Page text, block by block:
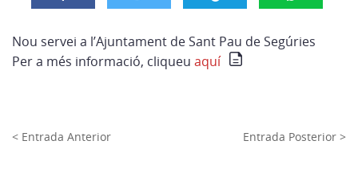
Nou servei a l’Ajuntament de Sant Pau de Segúries
Per a més informació, cliqueu aquí
< Entrada Anterior Entrada Posterior >